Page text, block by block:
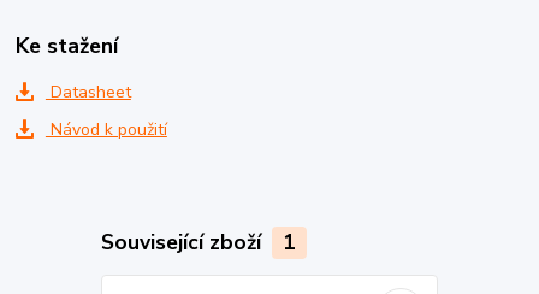
Ke stažení
Datasheet
Návod k použití
Související zboží 1